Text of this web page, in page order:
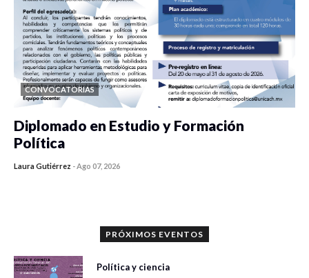
CONVOCATORIAS
Diplomado en Estudio y Formación
Política
Laura Gutiérrez -Ago 07, 2026
PRÓXIMOS EVENTOS
Política y ciencia